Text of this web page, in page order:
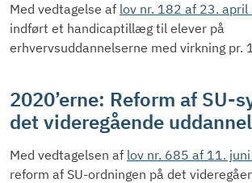
Med vedtagelse af lov nr. 182 af 23.
indført et handicaptillæg til elever på
erhvervsuddannelserne med virkning pr.
2020’erne: Reform af SU-
det videregående
Med vedtagelsen af lov nr. 685 af 11.
reform af SU-ordningen på det